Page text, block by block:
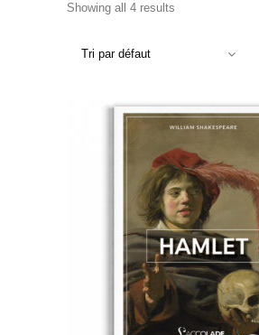
Showing all 4 results
Tri par défaut